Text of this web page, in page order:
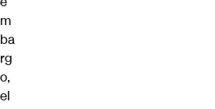
m
ba
rg
o,
el